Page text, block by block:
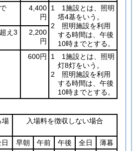
4,400
円
1 1施設とは、照明
塔4基をいう。
2 照明施設を利用
する時間は、午後
10時までとする。
え3
2,200
円
600円
1 1施設とは、照明
灯8灯をいう。
2 照明施設を利用
する時間は、午後
10時までとする。
場
入場料を徴収しない場合
早朝 午前 午後 全日
薄暮